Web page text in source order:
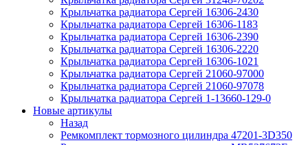
Крыльчатка радиатора Сергей 16306-2430
Крыльчатка радиатора Сергей 16306-1183
Крыльчатка радиатора Сергей 16306-2390
Крыльчатка радиатора Сергей 16306-2220
Крыльчатка радиатора Сергей 16306-1021
Крыльчатка радиатора Сергей 21060-97000
Крыльчатка радиатора Сергей 21060-97078
Крыльчатка радиатора Сергей 1-13660-129-0
Новые артикулы
Назад
Ремкомплект тормозного цилиндра 47201-3D350